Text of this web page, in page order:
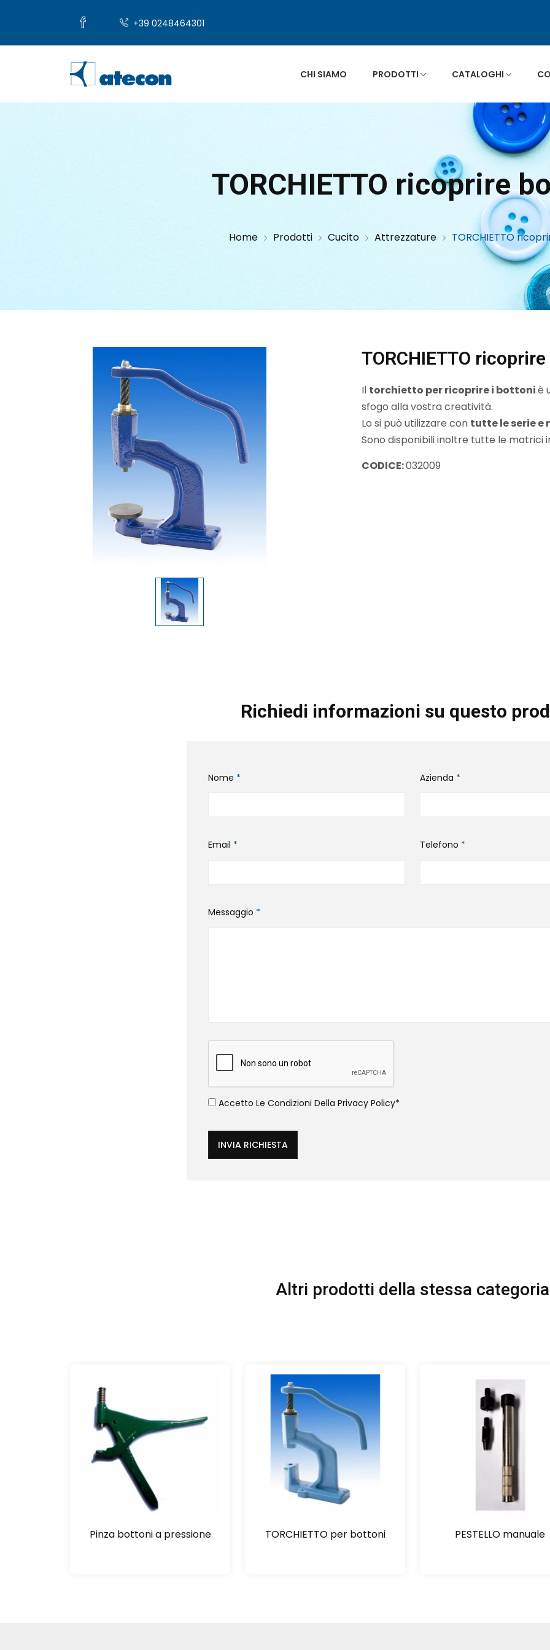
+39 0248464301
CHI SIAMO PRODOTTI CATALOGHI
TORCHIETTO ricoprire
Home Prodotti Cucito Attrezzature TORCHIETTO
TORCHIETTO
Il torchietto per ricoprire i bottoniè
sfogo alla vostra creatività.
Lo si può utilizzare con tutte le serie e
Sono disponibili inoltre tutte le matrici
CODICE:032009
Richiedi informazioni su questo
Nome * Azienda *
Email * Telefono *
Messaggio *
Accetto Le Condizioni Della Privacy Policy*
INVIA RICHIESTA
Altri prodotti della stessa categoria
Pinza bottoni a pressione TORCHIETTO per bottoni PESTELLO manuale